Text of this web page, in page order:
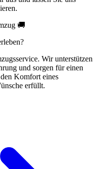
🚚
Wir unterstützen
und sorgen für einen
Komfort eines
erfüllt.